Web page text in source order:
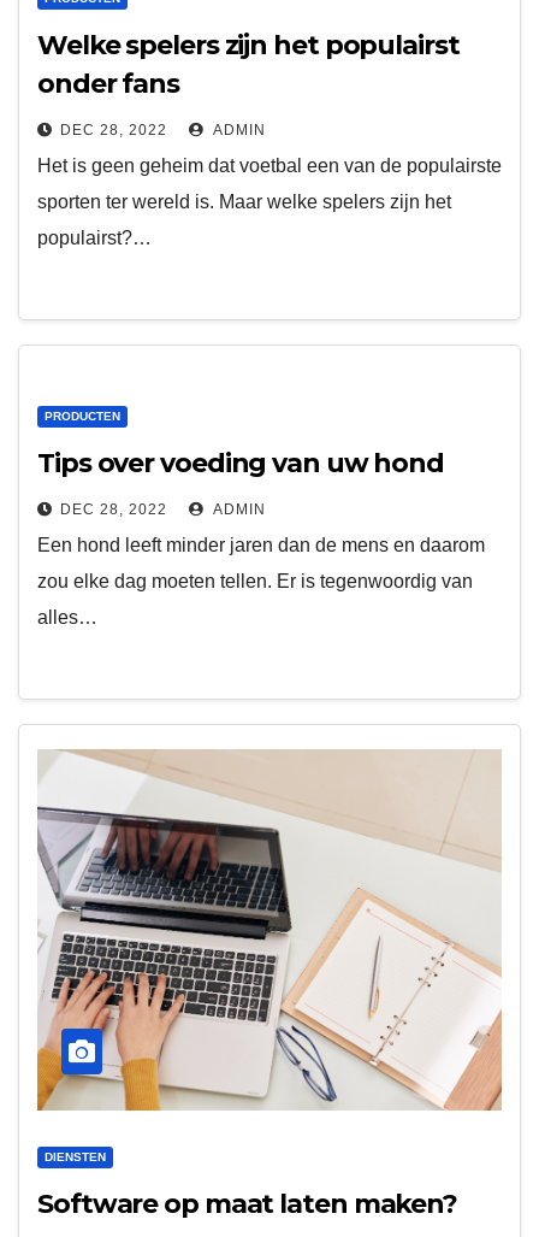
Welke spelers zijn het populairst
onder fans
DEC 28, 2022 ADMIN
Het is geen geheim dat voetbal een van de populairste
sporten ter wereld is. Maar welke spelers zijn het
populairst?…
PRODUCTEN
Tips over voeding van uw hond
DEC 28, 2022 ADMIN
Een hond leeft minder jaren dan de mens en daarom
zou elke dag moeten tellen. Er is tegenwoordig van
alles…
DIENSTEN
Software op maat laten maken?